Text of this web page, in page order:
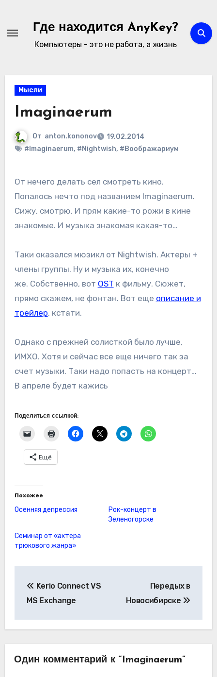
содержимомуГде находится AnyKey?
Компьютеры - это не работа, а жизнь
Мысли
Imaginaerum
От anton.kononov
19.02.2014
#Imaginaerum, #Nightwish, #Воображариум
От нечего делать сел смотреть кино.
Попалось нечто под названием Imaginaerum.
Сижу, смотрю. И прям какие-то рожи в кине
знакомые. И музыка знакомая какая-то…
Таки оказался мюзикл от Nightwish. Актеры +
члены группы. Ну и музыка их, конечно
же. Собственно, вот OST к фильму. Сюжет,
прямо скажем, не фонтан. Вот еще описание и
трейлер, кстати.
Однако с прежней солисткой было лучше,
ИМХО. Хотя и сейчас все еще ничего так за
счет музыки. Таки надо попасть на концерт…
В апреле будет кажись
Поделиться ссылкой:
Ещё
Похожее
Осенняя депрессия
Рок-концерт в
Зеленогорске
Семинар от «актера
трюкового жанра»
по
Kerio Connect VS
MS Exchange
Передых в
Новосибирске
Один комментарий к “Imaginaerum”